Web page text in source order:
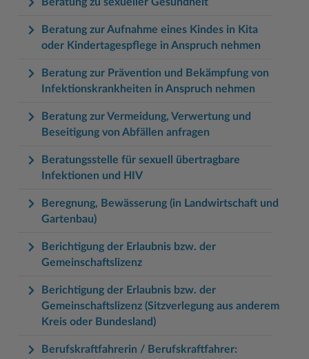
Beratung zur Aufnahme eines Kindes in Kita
oder Kindertagespflege in Anspruch nehmen
Beratung zur Prävention und Bekämpfung von
Infektionskrankheiten in Anspruch nehmen
Beratung zur Vermeidung, Verwertung und
Beseitigung von Abfällen anfragen
Beratungsstelle für sexuell übertragbare
Infektionen und HIV
Beregnung, Bewässerung (in Landwirtschaft und
Gartenbau)
Berichtigung der Erlaubnis bzw. der
Gemeinschaftslizenz
Berichtigung der Erlaubnis bzw. der
Gemeinschaftslizenz (Sitzverlegung aus anderem
Kreis oder Bundesland)
Berufskraftfahrerin / Berufskraftfahrer: